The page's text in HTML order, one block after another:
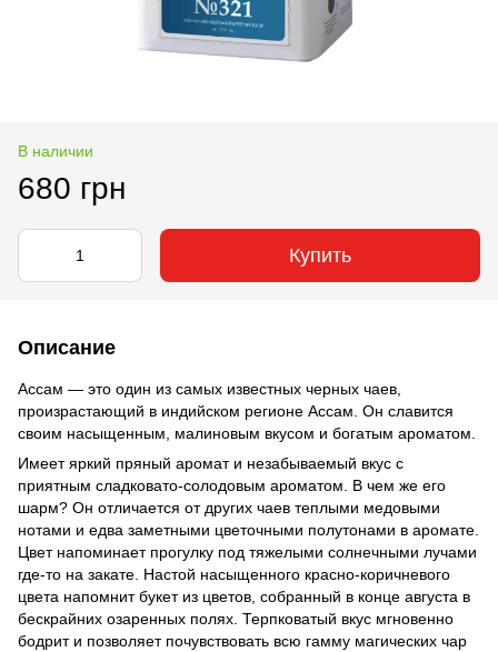
В наличии
680 грн
Купить
Описание
Ассам — это один из самых известных черных чаев,
произрастающий в индийском регионе Ассам. Он славится
своим насыщенным, малиновым вкусом и богатым ароматом.
Имеет яркий пряный аромат и незабываемый вкус с
приятным сладковато-солодовым ароматом. В чем же его
шарм? Он отличается от других чаев теплыми медовыми
нотами и едва заметными цветочными полутонами в аромате.
Цвет напоминает прогулку под тяжелыми солнечными лучами
где-то на закате. Настой насыщенного красно-коричневого
цвета напомнит букет из цветов, собранный в конце августа в
бескрайних озаренных полях. Терпковатый вкус мгновенно
бодрит и позволяет почувствовать всю гамму магических чар